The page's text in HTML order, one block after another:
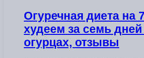
Огуречная диета на
худеем за семь дней
огурцах, отзывы